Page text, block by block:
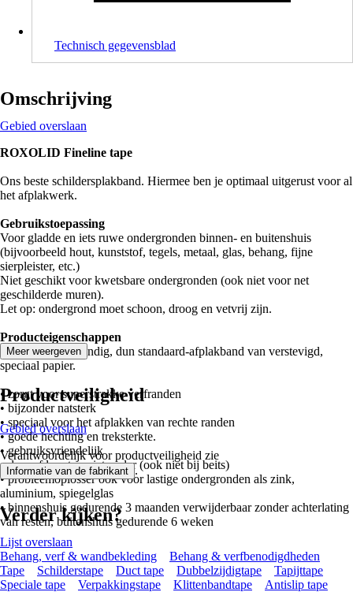
Technisch gegevensblad
Omschrijving
Gebied overslaan
ROXOLID Fineline tape
Ons beste schildersplakband. Hiermee ben je optimaal uitgerust voor al
het afplakwerk.
Gebruikstoepassing
Voor gladde en iets ruwe ondergronden binnen- en buitenshuis
(bijvoorbeeld hout, kunststof, tegels, metaal, glas, behang, fijne
sierpleister, etc.)
Niet geschikt voor kwetsbare ondergronden (ook niet voor net
geschilderde muren).
Let op: ondergrond moet schoon, droog en vetvrij zijn.
Producteigenschappen
Soepel, UV-bestendig, dun standaard-afplakband van verstevigd,
speciaal papier.
• zorgt voor superstrakke verfranden
• bijzonder natsterk
• speciaal voor het afplakken van rechte randen
• goede hechting en treksterkte.
• gebruiksvriendelijk
• de verf loopt er niet onder (ook niet bij beits)
• probleemoplosser ook voor lastige ondergronden als zink,
aluminium, spiegelglas
• binnenshuis gedurende 3 maanden verwijderbaar zonder achterlating
van resten, buitenshuis gedurende 6 weken
Meer weergeven
Productveiligheid
Gebied overslaan
Verantwoordelijk voor productveiligheid zie
Informatie van de fabrikant .
Verder kijken?
Lijst overslaan
Behang, verf & wandbekleding
Behang & verfbenodigdheden
Tape
Schilderstape Duct tape Dubbelzijdigtape
Tapijttape
Speciale tape
Verpakkingstape Klittenbandtape Antislip tape